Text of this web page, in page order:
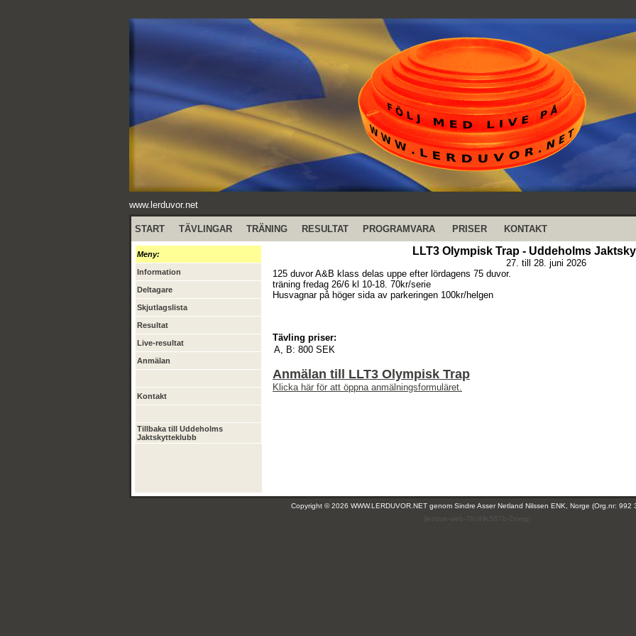
www.lerduvor.net
START TÄVLINGAR TRÄNING RESULTAT PROGRAMVARA PRISER KONTAKT
Meny:
Information
Deltagare
Skjutlagslista
Resultat
Live-resultat
Anmälan
Kontakt
Tillbaka till Uddeholms
Jaktskytteklubb
LLT3 Olympisk Trap - Uddeholms
27. till 28. juni 2026
125 duvor A&B klass delas uppe efter lördagens 75 duvor.
träning fredag 26/6 kl 10-18. 70kr/serie
Husvagnar på höger sida av parkeringen 100kr/helgen
Tävling priser:
A, B: 800 SEK
Anmälan till LLT3 Olympisk Trap
Klicka här för att öppna anmälningsformuläret.
Copyright © 2026 WWW.LERDUVOR.NET genom Sindre Asser Netland Nilssen ENK, Norge (Org.nr: 992
(leirdue-web-76c49c557b-2xvxg)